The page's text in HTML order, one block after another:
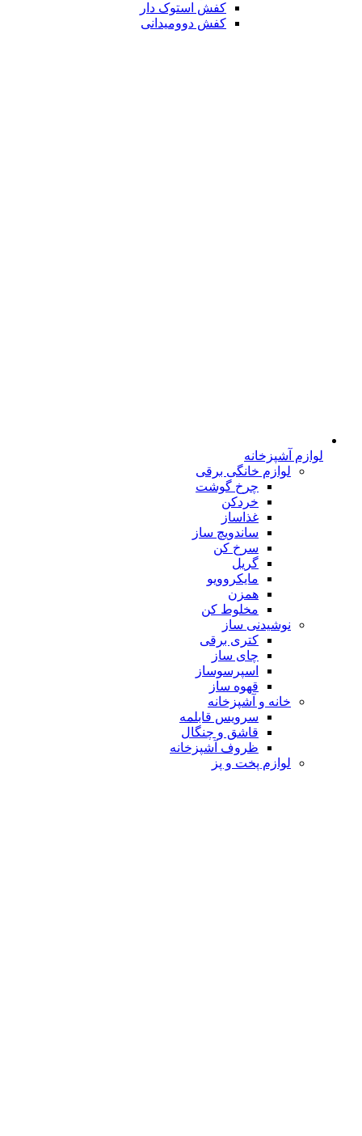
کفش استوک دار
کفش دوومیدانی
لوازم آشپزخانه
لوازم خانگی برقی
چرخ گوشت
خردکن
غذاساز
ساندویچ ساز
سرخ کن
گریل
مایکروویو
همزن
مخلوط کن
نوشیدنی ساز
کتری برقی
چای ساز
اسپرسوساز
قهوه ساز
خانه و آشپزخانه
سرویس قابلمه
قاشق و چنگال
ظروف آشپزخانه
لوازم پخت و پز